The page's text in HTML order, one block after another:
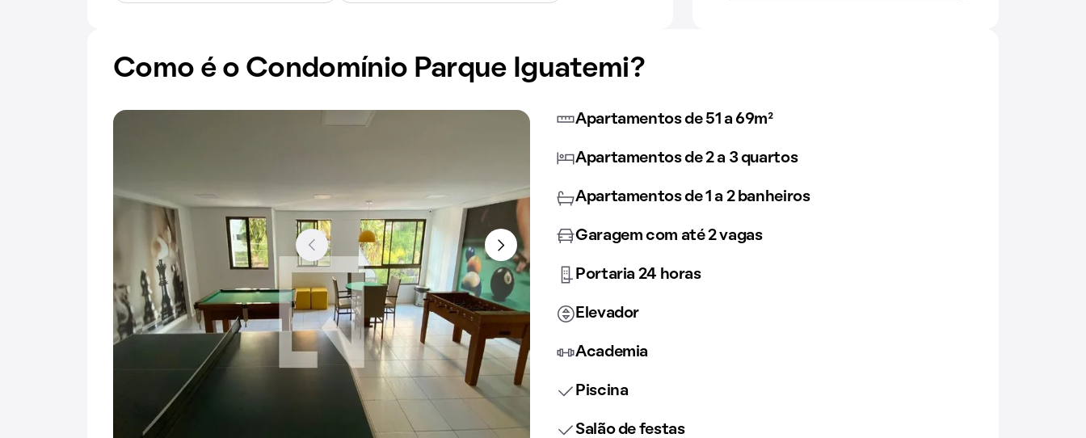
Como é o Condomínio Parque Iguatemi?
Apartamentos de 51 a 69m²
Apartamentos de 2 a 3 quartos
Apartamentos de 1 a 2 banheiros
Garagem com até 2 vagas
Portaria 24 horas
Elevador
Academia
Piscina
Salão de festas